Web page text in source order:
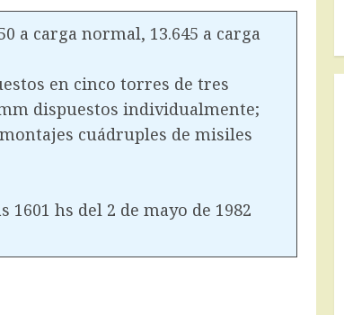
a carga normal, 13.645 a carga
en cinco torres de tres
dispuestos individualmente;
cuádruples de misiles
hs del 2 de mayo de 1982